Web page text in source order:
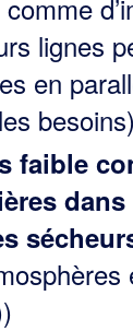
lignes
en
besoins)
faible